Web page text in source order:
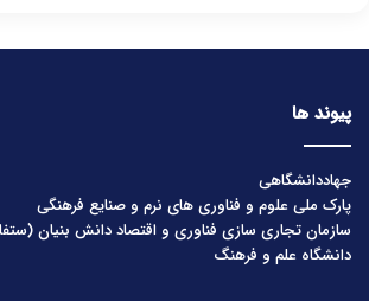
پیوند ها
جهاددانشگاهی
پارک ملی علوم و فناوری های نرم و صنایع فرهنگی
سازمان تجاری سازی فناوری و اقتصاد دانش بنیان
دانشگاه علم و فرهنگ